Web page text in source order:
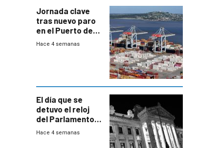
Jornada clave
tras nuevo paro
en el Puerto de
Montevideo
Hace 4 semanas
El día que se
detuvo el reloj
del Parlamento
para negociar
Hace 4 semanas